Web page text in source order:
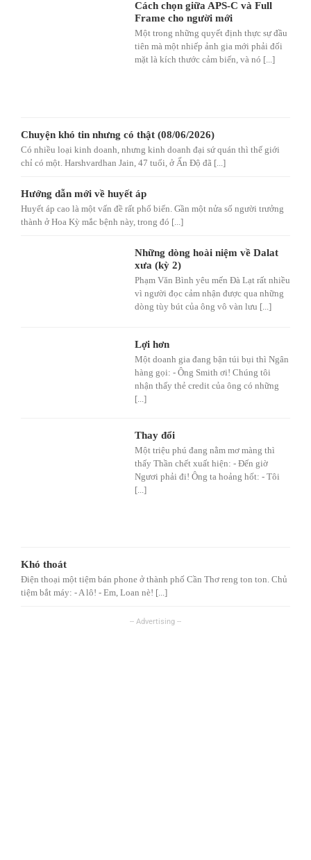
Cách chọn giữa APS-C và Full
Frame cho người mới
Một trong những quyết định thực sự đầu
tiên mà một nhiếp ảnh gia mới phải đối
mặt là kích thước cảm biến, và nó [...]
Chuyện khó tin nhưng có thật (08/06/2026)
Có nhiều loại kinh doanh, nhưng kinh doanh đại sứ quán thì thế giới
chỉ có một. Harshvardhan Jain, 47 tuổi, ở Ấn Độ đã [...]
Hướng dẫn mới về huyết áp
Huyết áp cao là một vấn đề rất phổ biến. Gần một nửa số người trưởng
thành ở Hoa Kỳ mắc bệnh này, trong đó [...]
Những dòng hoài niệm về Dalat
xưa (kỳ 2)
Phạm Văn Bình yêu mến Đà Lạt rất nhiều
vì người đọc cảm nhận được qua những
dòng tùy bút của ông vô vàn lưu [...]
Lợi hơn
Một doanh gia đang bận túi bụi thì Ngân
hàng gọi: - Ông Smith ơi! Chúng tôi
nhận thấy thẻ credit của ông có những
[...]
Thay đổi
Một triệu phú đang nằm mơ màng thì
thấy Thần chết xuất hiện: - Đến giờ
Ngươi phải đi! Ông ta hoảng hốt: - Tôi
[...]
Khó thoát
Điện thoại một tiệm bán phone ở thành phố Cần Thơ reng ton ton. Chủ
tiệm bắt máy: - A lô! - Em, Loan nè! [...]